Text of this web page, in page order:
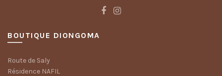
BOUTIQUE DIONGOMA
Route de Saly
Résidence NAFIL